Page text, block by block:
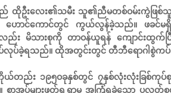
ဦးလေး၏သမီး သူ၏ညီမတစ်ဝမ်းကွဲဖြစ်သူ ခ
ောင်ကောင်တွင် ကွယ်လွန်ခဲ့သည်။ ဖခင်
ည်း မိသားစုကို တာဝန်ယူရန် ကျောင်းထွက်ပ
ပ်ခဲ့ရသည်။ ထိုအတွင်းတွင် တီဘီရောဂါစွဲကပ်ခဲ့၍
တည်း ၁၉၅ဝခုနှစ်တွင် ၇နှစ်လုံးလုံးခြစ်ကု
ာအုပ်များဖတ်ရှု့ရာမှ အကြံရခဲ့သော ပလတ်